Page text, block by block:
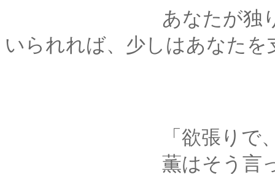
あなたが独りで心細
いられれば、少しはあなた
「欲張りで、不
薫はそう言って、